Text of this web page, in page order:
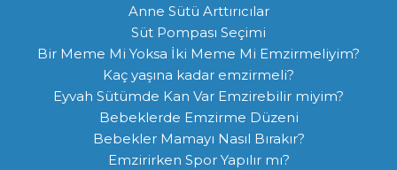
Anne Sütü Arttırıcılar
Süt Pompası Seçimi
Bir Meme Mi Yoksa İki Meme Mi Emzirmeliyim?
Kaç yaşına kadar emzirmeli?
Eyvah Sütümde Kan Var Emzirebilir miyim?
Bebeklerde Emzirme Düzeni
Bebekler Mamayı Nasıl Bırakır?
Emzirirken Spor Yapılır mı?